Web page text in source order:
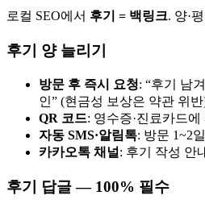
로컬 SEO에서 후기 = 백링크. 양·
후기 양 늘리기
방문 후 즉시 요청: “후기 남
인” (현금성 보상은 약관 위
QR 코드: 영수증·진료카드
자동 SMS·알림톡: 방문 1~2
카카오톡 채널 : 후기 작성 안
후기 답글 — 100% 필수